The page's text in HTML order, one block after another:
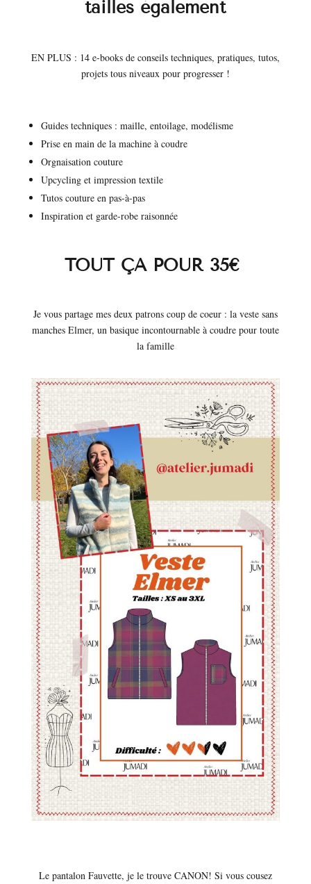
tailles également
EN PLUS : 14 e-books de conseils techniques, pratiques, tutos,
projets tous niveaux pour progresser !
Guides techniques : maille, entoilage, modélisme
Prise en main de la machine à coudre
Orgnaisation couture
Upcycling et impression textile
Tutos couture en pas-à-pas
Inspiration et garde-robe raisonnée
TOUT ÇA POUR 35€
Je vous partage mes deux patrons coup de coeur : la veste sans
manches Elmer, un basique incontournable à coudre pour toute
la famille
Le pantalon Fauvette, je le trouve CANON! Si vous cousez